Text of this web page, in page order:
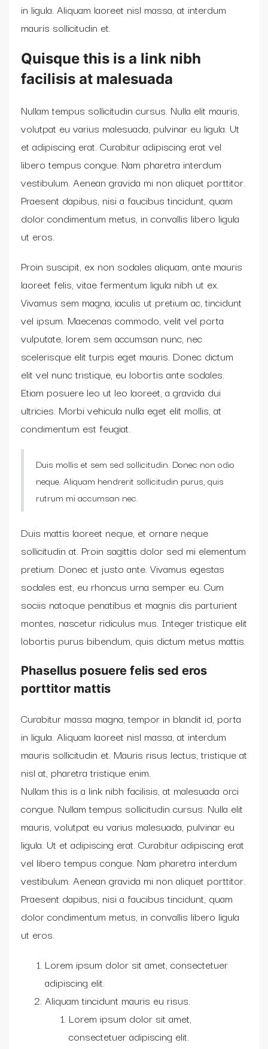
in ligula. Aliquam laoreet nisl massa, at interdum
mauris sollicitudin et.
Quisque this is a link nibh
facilisis at malesuada
Nullam tempus sollicitudin cursus. Nulla elit mauris,
volutpat eu varius malesuada, pulvinar eu ligula. Ut
et adipiscing erat. Curabitur adipiscing erat vel
libero tempus congue. Nam pharetra interdum
vestibulum. Aenean gravida mi non aliquet porttitor.
Praesent dapibus, nisi a faucibus tincidunt, quam
dolor condimentum metus, in convallis libero ligula
ut eros.
Proin suscipit, ex non sodales aliquam, ante mauris
laoreet felis, vitae fermentum ligula nibh ut ex.
Vivamus sem magna, iaculis ut pretium ac, tincidunt
vel ipsum. Maecenas commodo, velit vel porta
vulputate, lorem sem accumsan nunc, nec
scelerisque elit turpis eget mauris. Donec dictum
elit vel nunc tristique, eu lobortis ante sodales.
Etiam posuere leo ut leo laoreet, a gravida dui
ultricies. Morbi vehicula nulla eget elit mollis, at
condimentum est feugiat.
Duis mollis et sem sed sollicitudin. Donec non odio
neque. Aliquam hendrerit sollicitudin purus, quis
rutrum mi accumsan nec.
Duis mattis laoreet neque, et ornare neque
sollicitudin at. Proin sagittis dolor sed mi elementum
pretium. Donec et justo ante. Vivamus egestas
sodales est, eu rhoncus urna semper eu. Cum
sociis natoque penatibus et magnis dis parturient
montes, nascetur ridiculus mus. Integer tristique elit
lobortis purus bibendum, quis dictum metus mattis.
Phasellus posuere felis sed eros
porttitor mattis
Curabitur massa magna, tempor in blandit id, porta
in ligula. Aliquam laoreet nisl massa, at interdum
mauris sollicitudin et. Mauris risus lectus, tristique at
nisl at, pharetra tristique enim.
Nullam this is a link nibh facilisis, at malesuada orci
congue. Nullam tempus sollicitudin cursus. Nulla elit
mauris, volutpat eu varius malesuada, pulvinar eu
ligula. Ut et adipiscing erat. Curabitur adipiscing erat
vel libero tempus congue. Nam pharetra interdum
vestibulum. Aenean gravida mi non aliquet porttitor.
Praesent dapibus, nisi a faucibus tincidunt, quam
dolor condimentum metus, in convallis libero ligula
ut eros.
Lorem ipsum dolor sit amet, consectetuer
adipiscing elit.
Aliquam tincidunt mauris eu risus.
Lorem ipsum dolor sit amet,
consectetuer adipiscing elit.